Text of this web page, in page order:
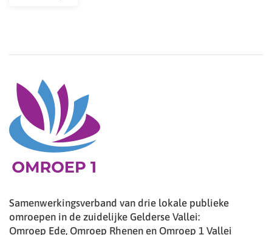
Samenwerkingsverband van drie lokale publieke
omroepen in de zuidelijke Gelderse Vallei:
Omroep Ede, Omroep Rhenen en Omroep 1 Vallei